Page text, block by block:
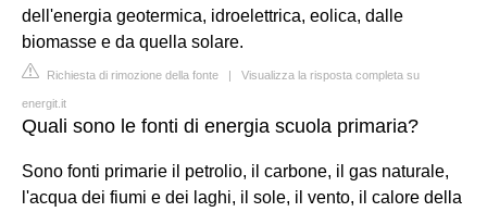
dell'energia geotermica, idroelettrica, eolica, dalle
biomasse e da quella solare.
Richiesta di rimozione della fonte | Visualizza la risposta completa su
energit.it
Quali sono le fonti di energia scuola primaria?
Sono fonti primarie il petrolio, il carbone, il gas naturale,
l'acqua dei fiumi e dei laghi, il sole, il vento, il calore della